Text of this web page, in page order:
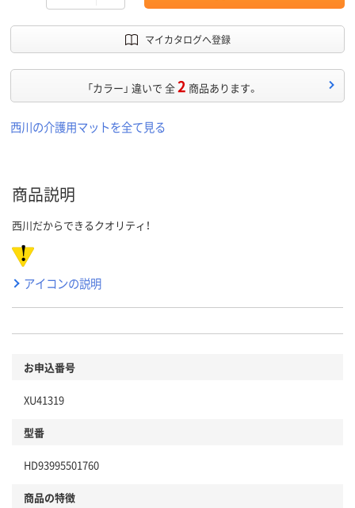
マイカタログへ登録
「カラー」 違いで 全2 商品あります。
西川の介護用マットを全て見る
商品説明
西川だからできるクオリティ！
アイコンの説明
お申込番号
XU41319
型番
HD93995501760
商品の特徴